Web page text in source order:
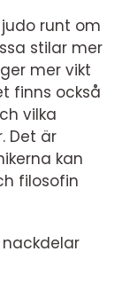
runt om
stilar mer
mer vikt
finns också
vilka
Det är
kan
filosofin